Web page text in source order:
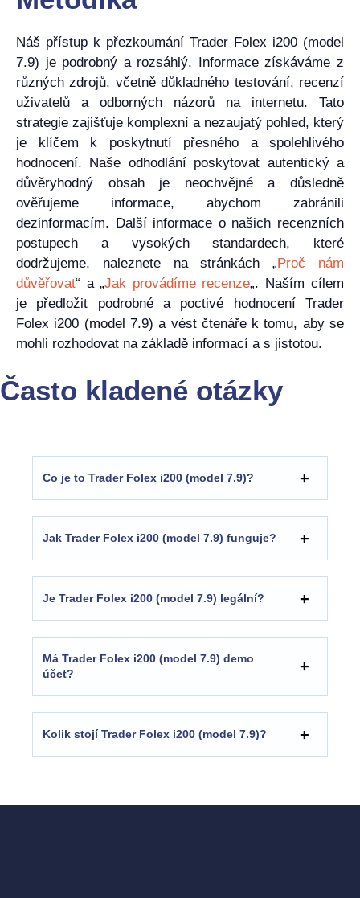
Náš přístup k přezkoumání Trader Folex i200 (model
7.9) je podrobný a rozsáhlý. Informace získáváme z
různých zdrojů, včetně důkladného testování, recenzí
uživatelů a odborných názorů na internetu. Tato
strategie zajišťuje komplexní a nezaujatý pohled, který
je klíčem k poskytnutí přesného a spolehlivého
hodnocení. Naše odhodlání poskytovat autentický a
důvěryhodný obsah je neochvějné a důsledně
ověřujeme informace, abychom zabránili
dezinformacím. Další informace o našich recenzních
postupech a vysokých standardech, které
dodržujeme, naleznete na stránkách „Proč nám
důvěřovat“ a „Jak provádíme recenze„. Naším cílem
je předložit podrobné a poctivé hodnocení Trader
Folex i200 (model 7.9) a vést čtenáře k tomu, aby se
mohli rozhodovat na základě informací a s jistotou.
Často kladené otázky
Co je to Trader Folex i200 (model 7.9)?
Jak Trader Folex i200 (model 7.9) funguje?
Je Trader Folex i200 (model 7.9) legální?
Má Trader Folex i200 (model 7.9) demo
účet?
Kolik stojí Trader Folex i200 (model 7.9)?